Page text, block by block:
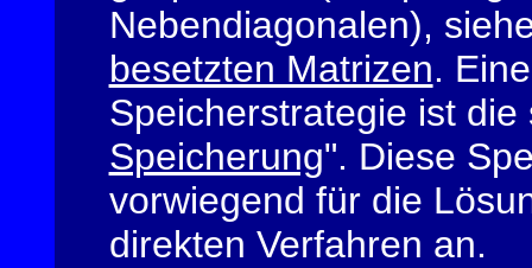
Nebendiagonalen),
besetzten Matrizen.
Speicherstrategie ist die
Speicherung". Diese
vorwiegend für die
direkten Verfahren an.